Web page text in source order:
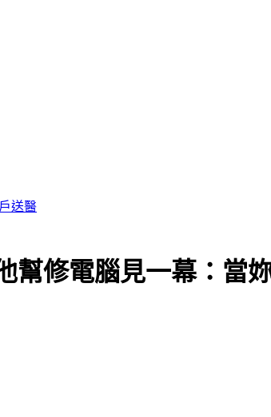
送醫
修電腦見一幕：當